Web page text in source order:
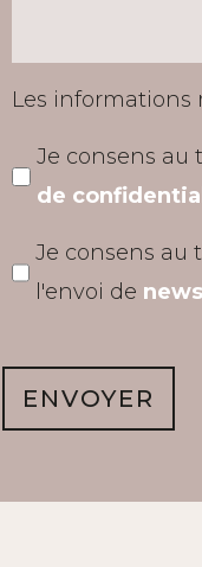
Les informations
Je consens au
de
Je consens au
l'envoi de
ENVOYER